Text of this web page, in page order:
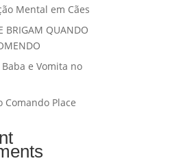
Mental em Cães
BRIGAM QUANDO
e Vomita no
Comando Place